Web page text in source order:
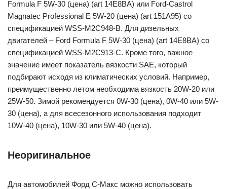
Formula F 5W-30 (цена) (art 14E8BA) или Ford-Castrol
Magnatec Professional E 5W-20 (цена) (art 151A95) со
спецификацией WSS-M2C948-B. Для дизельных
двигателей – Ford Formula F 5W-30 (цена) (art 14E8BA) со
спецификацией WSS-M2C913-C. Кроме того, важное
значение имеет показатель вязкости SAE, который
подбирают исходя из климатических условий. Например,
преимущественно летом необходима вязкость 20W-20 или
25W-50. Зимой рекомендуется 0W-30 (цена), 0W-40 или 5W-
30 (цена), а для всесезонного использования подходит
10W-40 (цена), 10W-30 или 5W-40 (цена).
Неоригинальное
Для автомобилей Форд С-Макс можно использовать